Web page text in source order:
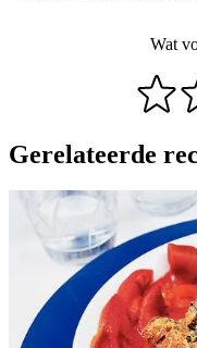
Wat
Gerelateerde